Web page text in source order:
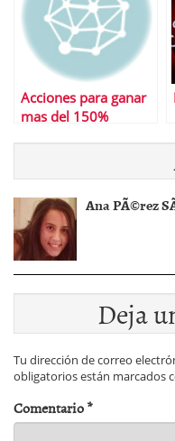
Acciones para ganar
mas del 150%
Ana PÃ©rez
Deja
Tu dirección de correo
obligatorios están marcados
Comentario*